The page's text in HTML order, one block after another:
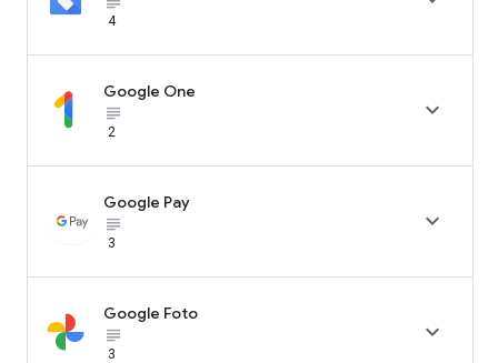
4
Google One
subject_black
2

Google Pay
subject_black
3

Google Foto
subject_black
3
